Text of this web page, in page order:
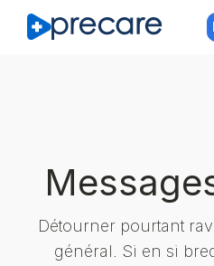
Détourner pourtant
général. Si en si